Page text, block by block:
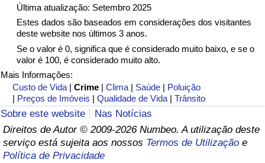
Última atualização: Setembro 2025
Estes dados são baseados em considerações dos visitantes
deste website nos últimos 3 anos.
Se o valor é 0, significa que é considerado muito baixo, e se o
valor é 100, é considerado muito alto.
Mais Informações:
Custo de Vida |Crime |Clima | Saúde | Poluição
| Preços de Imóveis |Qualidade de Vida |Trânsito
Sobre este website
Nas Notícias
Direitos de Autor © 2009-2026 Numbeo. A utilização deste
serviço está sujeita aos nossos Termos de Utilização e
Política de Privacidade